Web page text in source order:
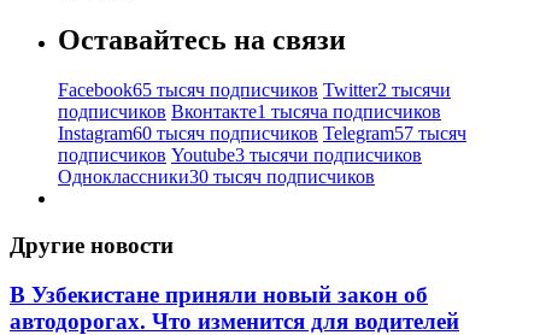
Оставайтесь на связи
Facebook65 тысяч подписчиков Twitter2 тысячи
подписчиков Вконтакте1 тысяча подписчиков
Instagram60 тысяч подписчиков Telegram57 тысяч
подписчиков Youtube3 тысячи подписчиков
Одноклассники30 тысяч подписчиков
Другие новости
В Узбекистане приняли новый закон об
автодорогах. Что изменится для водителей